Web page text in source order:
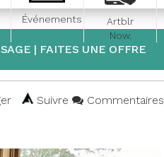
Événements
Artblr
Now.
| FAITES UNE OFFRE
Suivre Commentaires